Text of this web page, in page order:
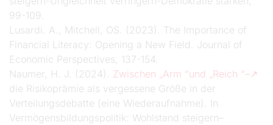
99-109.
Lusardi. A., Mitchell, OS. (2023). The Importance of
Financial Literacy: Opening a New Field. Journal of
Economic Perspectives, 137-154.
Naumer, H. J. (2024). Zwischen „Arm “und „Reich “–
die Risikoprämie als vergessene Größe in der
Verteilungsdebatte (eine Wiederaufnahme). In
Vermögensbildungspolitik: Wohlstand steigern–